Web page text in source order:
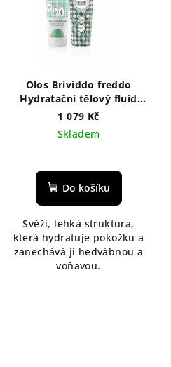
Olos Brividdo freddo
Hydratační tělový fluid
250 ml
1 079 Kč
Skladem
Do košíku
Svěží, lehká struktura,
která hydratuje pokožku a
zanechává ji hedvábnou a
voňavou.